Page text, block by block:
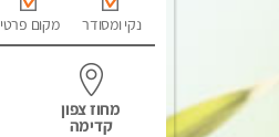
נקי ומסודר מקום פרטי
מחוז צפון
קדימה